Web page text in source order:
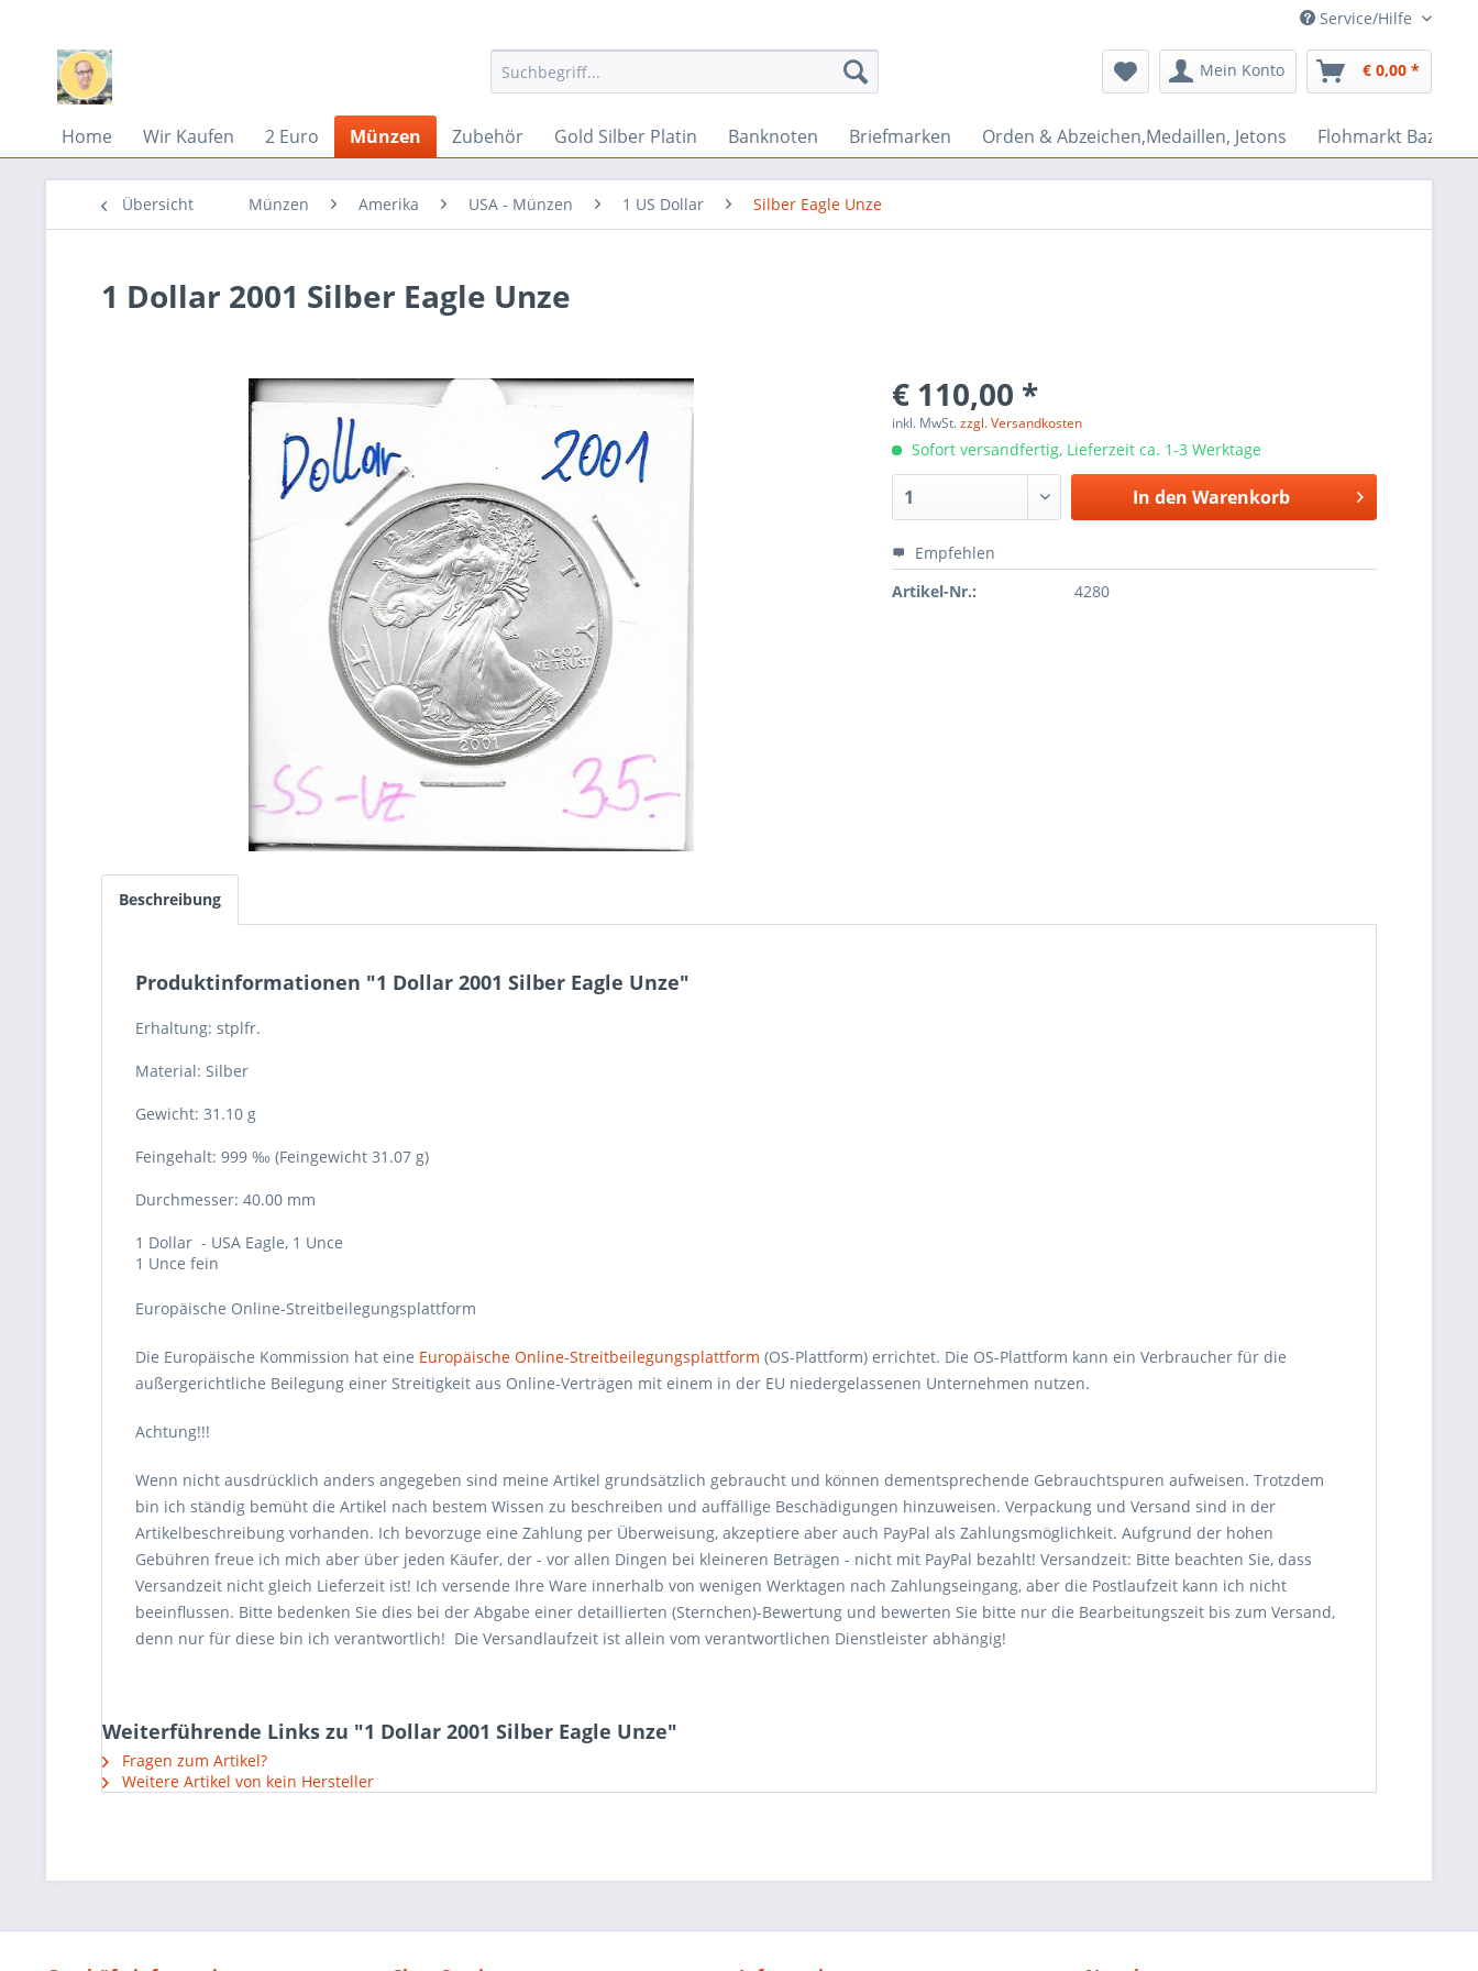
Service/Hilfe
Mein Konto € 0,00 *
Home Wir Kaufen 2 Euro Münzen Zubehör Gold Silber Platin Banknoten Briefmarken Orden & Abzeichen,Medaillen, Jetons Flohmarkt Bazar
Übersicht Münzen Amerika USA - Münzen 1 US Dollar Silber Eagle Unze
1 Dollar 2001 Silber Eagle Unze
€ 110,00 *
inkl. MwSt.zzgl. Versandkosten
Sofort versandfertig, Lieferzeit ca. 1-3 Werktage
In den Warenkorb
Empfehlen
Artikel-Nr.:
4280
Beschreibung
Produktinformationen "1 Dollar 2001 Silber Eagle Unze"
Erhaltung: stplfr.
Material: Silber
Gewicht: 31.10 g
Feingehalt: 999 ‰ (Feingewicht 31.07 g)
Durchmesser: 40.00 mm
1 Dollar - USA Eagle, 1 Unce
1 Unce fein
Europäische Online-Streitbeilegungsplattform
Die Europäische Kommission hat eine Europäische Online-Streitbeilegungsplattform (OS-Plattform) errichtet. Die OS-Plattform kann ein Verbraucher für die
außergerichtliche Beilegung einer Streitigkeit aus Online-Verträgen mit einem in der EU niedergelassenen Unternehmen nutzen.
Achtung!!!
Wenn nicht ausdrücklich anders angegeben sind meine Artikel grundsätzlich gebraucht und können dementsprechende Gebrauchtspuren aufweisen. Trotzdem
bin ich ständig bemüht die Artikel nach bestem Wissen zu beschreiben und auffällige Beschädigungen hinzuweisen. Verpackung und Versand sind in der
Artikelbeschreibung vorhanden. Ich bevorzuge eine Zahlung per Überweisung, akzeptiere aber auch PayPal als Zahlungsmöglichkeit. Aufgrund der hohen
Gebühren freue ich mich aber über jeden Käufer, der - vor allen Dingen bei kleineren Beträgen - nicht mit PayPal bezahlt! Versandzeit: Bitte beachten Sie, dass
Versandzeit nicht gleich Lieferzeit ist! Ich versende Ihre Ware innerhalb von wenigen Werktagen nach Zahlungseingang, aber die Postlaufzeit kann ich nicht
beeinflussen. Bitte bedenken Sie dies bei der Abgabe einer detaillierten (Sternchen)-Bewertung und bewerten Sie bitte nur die Bearbeitungszeit bis zum Versand,
denn nur für diese bin ich verantwortlich! Die Versandlaufzeit ist allein vom verantwortlichen Dienstleister abhängig!
Weiterführende Links zu "1 Dollar 2001 Silber Eagle Unze"
Fragen zum Artikel?
Weitere Artikel von kein Hersteller